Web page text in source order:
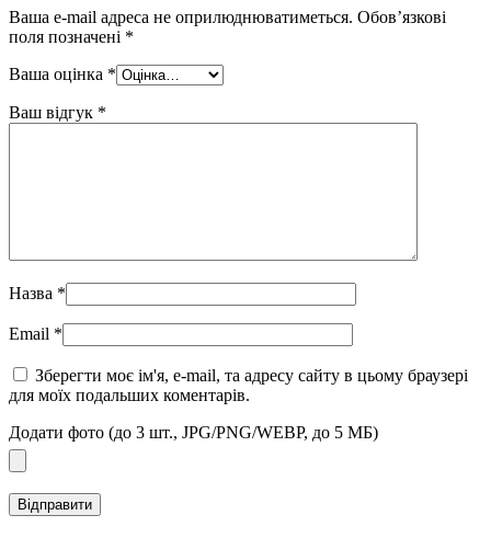
Ваша e-mail адреса не оприлюднюватиметься. Обов’язкові
поля позначені *
Ваша оцінка *
Ваш відгук *
Назва *
Email *
Зберегти моє ім'я, e-mail, та адресу сайту в цьому браузері
для моїх подальших коментарів.
Додати фото (до 3 шт., JPG/PNG/WEBP, до 5 МБ)